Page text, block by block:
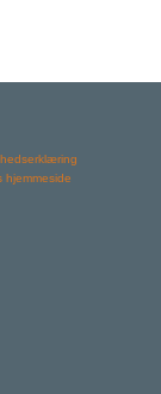
hjemmeside